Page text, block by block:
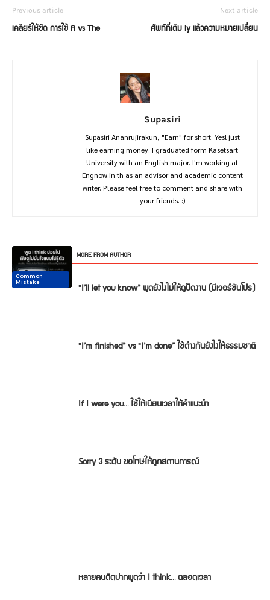
Previous article
เคลียร์ให้ชัด การใช้ A vs The
Next article
ศัพท์ที่เติม ly แล้วความหมายเปลี่ยน
Supasiri
Supasiri Ananrujirakun, "Earn" for short. Yes! just
like earning money. I graduated form Kasetsart
University with an English major. I'm working at
Engnow.in.th as an advisor and academic content
writer. Please feel free to comment and share with
your friends. :)
RELATED ARTICLES MORE FROM AUTHOR
Conversation “I’ll let you know” พูดยังไงไม่ให้ดูปัดงาน (มีเวอร์ชันโปร)
Conversation
“I’m finished” vs “I’m done” ใช้ต่างกันยังไงให้ธรรมชาติ
Conversation
If I were you… ใช้ให้เนียนเวลาให้คำแนะนำ
Conversation
Sorry 3 ระดับ ขอโทษให้ถูกสถานการณ์
Common
Mistake
Common
Mistake
หลายคนติดปากพูดว่า I think… ตลอดเวลา